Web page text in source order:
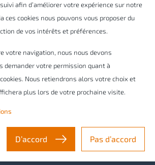
afin d’améliorer votre expérience sur notre
ces cookies nous pouvons vous proposer du
de vos intérêts et préférences.
votre navigation, nous nous devons
demander votre permission quant à
Nous retiendrons alors votre choix et
plus lors de votre prochaine visite.
D’accord Pas d’accord
To Order). Chaque commande est
repensée avec pour
entreprises passent alors à un
(CTO).